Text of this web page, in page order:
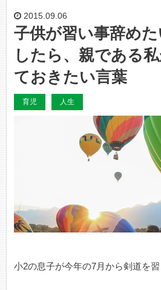
2015.09.06
子供が習い事辞め
したら、親である
ておきたい言葉
育児 人生
小2の息子が今年の7月から剣道を習